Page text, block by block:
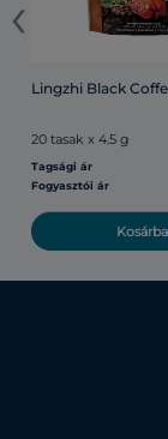
Lingzhi Black
20 tasak x 4.5 g
Tagsági ár
Fogyasztói ár
Kosárba
‹